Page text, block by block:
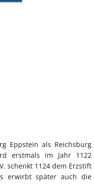
Eppstein als Reichsburg
erstmals im Jahr 1122
schenkt 1124 dem Erzstift
erwirbt später auch die